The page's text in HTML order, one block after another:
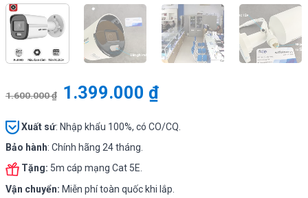
1.600.000₫ 1.399.000₫
Xuất sứ: Nhập khẩu 100%, có CO/CQ.
Bảo hành: Chính hãng 24 tháng.
Tặng: 5m cáp mạng Cat 5E.
Vận chuyển: Miễn phí toàn quốc khi lắp.